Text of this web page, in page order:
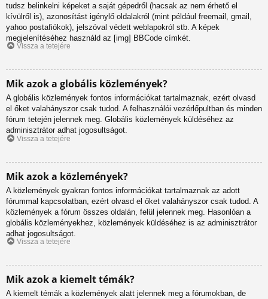
tudsz belinkelni képeket a saját gépedről (hacsak az nem érhető el
kívülről is), azonosítást igénylő oldalakról (mint például freemail, gmail,
yahoo postafiókok), jelszóval védett weblapokról stb. A képek
megjelenítéséhez használd az [img] BBCode címkét.
Vissza a tetejére
Mik azok a globális közlemények?
A globális közlemények fontos információkat tartalmaznak, ezért olvasd
el őket valahányszor csak tudod. A felhasználói vezérlőpultban és minden
fórum tetején jelennek meg. Globális közlemények küldéséhez az
adminisztrátor adhat jogosultságot.
Vissza a tetejére
Mik azok a közlemények?
A közlemények gyakran fontos információkat tartalmaznak az adott
fórummal kapcsolatban, ezért olvasd el őket valahányszor csak tudod. A
közlemények a fórum összes oldalán, felül jelennek meg. Hasonlóan a
globális közleményekhez, közlemények küldéséhez is az adminisztrátor
adhat jogosultságot.
Vissza a tetejére
Mik azok a kiemelt témák?
A kiemelt témák a közlemények alatt jelennek meg a fórumokban, de